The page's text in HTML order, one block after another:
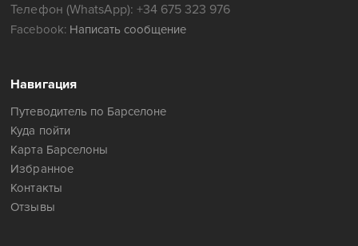
Телефон (WhatsApp): +34 675 323 976
Facebook: Написать сообщение
Навигация
Путеводитель по Барселоне
Куда пойти
Карта Барселоны
Избранное
Контакты
Отзывы